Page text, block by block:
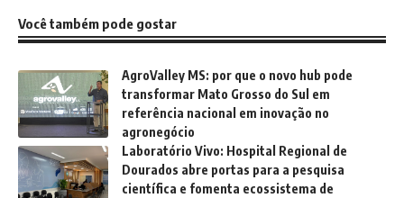
Você também pode gostar
AgroValley MS: por que o novo hub pode
transformar Mato Grosso do Sul em
referência nacional em inovação no
agronegócio
Laboratório Vivo: Hospital Regional de
Dourados abre portas para a pesquisa
científica e fomenta ecossistema de